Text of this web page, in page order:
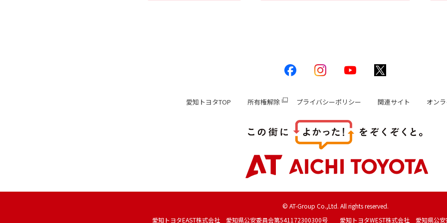
愛知トヨタTOP 所有権解除 プライバシーポリシー 関連サイト オン
© AT-Group Co.,Ltd. All rights reserved.
愛知トヨタEAST株式会社 愛知県公安委員会第541172300300号 愛知トヨタWEST株式会社 愛知県公安